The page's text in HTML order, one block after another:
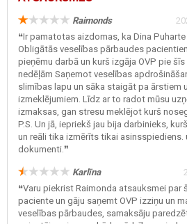
Raimonds
❝Ir pamatotas aizdomas, ka Dina
Obligātās veselības pārbaudes
pieņēmu darbā un kurš izgāja OVP pie
nedēļām Saņemot veselības
slimības lapu un sāka staigāt pa ārstiem
izmeklējumiem. Līdz ar to radot mūsu
izmaksas, gan stresu meklējot kurš
P.S. Un jā, iepriekš jau bija darbinieks,
un reāli tika izmērīts tikai
dokumenti.❞
Karlīna
❝Varu piekrist Raimonda atsauksmei par
paciente un gāju saņemt OVP izziņu un
veselības pārbaudes, samaksāju